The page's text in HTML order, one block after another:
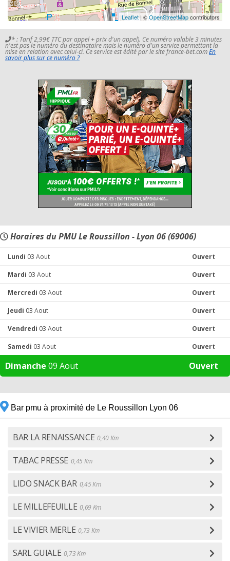
Leaflet | ©OpenStreetMapcontributors
* : Tarif 2,99€ TTC par appel + prix d'un appel). Ce numéro valable 3 minutes
n'est pas le numéro du destinataire mais le numéro d'un service permettant la
mise en relation avec celui-ci. Ce service est édité par le site france-bet.comEn
savoir plus sur ce numéro ?
Horaires du PMU Le Roussillon - Lyon 06 (69006)
Lundi 03 Aout Ouvert
Mardi 03 Aout Ouvert
Mercredi 03 Aout Ouvert
Jeudi 03 Aout Ouvert
Vendredi 03 Aout Ouvert
Samedi 03 Aout Ouvert
Dimanche 09 Aout Ouvert
Bar pmu à proximité de Le Roussillon Lyon 06
BAR LA RENAISSANCE 0,40 Km
TABAC PRESSE 0,45 Km
LIDO SNACK BAR 0,45 Km
LE MILLEFEUILLE 0,69 Km
LE VIVIER MERLE 0,73 Km
SARL GUIALE 0,73 Km